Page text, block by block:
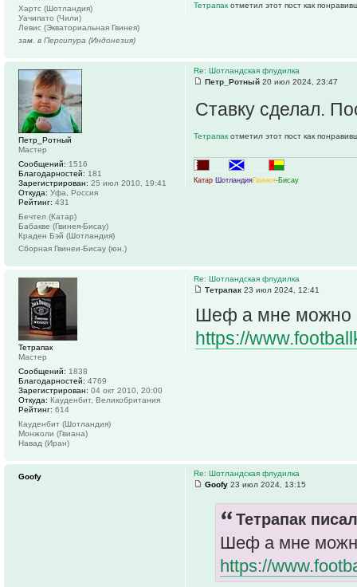
Тетрапак отметил этот пост как
Хартс (Шотландия)
Уачипато (Чили)
Левис (Экваториальная Гвинея)
зам. в Персипура (Индонезия)
Re: Шотландская флудилка
Петр_Ротный 20 июл 2024, 23:47
Ставку сделал.
Тетрапак отметил этот пост как
Катар ШотландияГвинея-Бисау
Петр_Ротный
Мастер
Сообщений: 1516
Благодарностей: 181
Зарегистрирован: 25 июл 2010, 19:41
Откуда: Уфа, Россия
Рейтинг: 431
Бечтел (Катар)
Бабакве (Гвинея-Бисау)
Краден Бэй (Шотландия)
Сборная Гвинеи-Бисау (юн.)
Re: Шотландская флудилка
Тетрапак 23 июл 2024, 12:41
Шеф а мне можно
https://
Тетрапак
Мастер
Сообщений: 1838
Благодарностей: 4769
Зарегистрирован: 04 окт 2010, 20:00
Откуда: Кауденбит, Великобритания
Рейтинг: 614
Кауденбит (Шотландия)
Монжоли (Гвиана)
Навад (Иран)
Re: Шотландская флудилка
Goofy 23 июл 2024, 13:15
Тетрапак
Шеф а мне
https://
Goofy